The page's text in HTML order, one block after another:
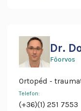
Dr.
Főorvos
Ortopéd -
Telefon:
(+36)(1) 251 7553